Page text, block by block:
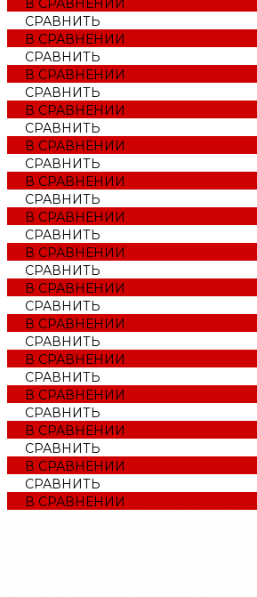
СРАВНИТЬ
В СРАВНЕНИИ
СРАВНИТЬ
В СРАВНЕНИИ
СРАВНИТЬ
В СРАВНЕНИИ
СРАВНИТЬ
В СРАВНЕНИИ
СРАВНИТЬ
В СРАВНЕНИИ
СРАВНИТЬ
В СРАВНЕНИИ
СРАВНИТЬ
В СРАВНЕНИИ
СРАВНИТЬ
В СРАВНЕНИИ
СРАВНИТЬ
В СРАВНЕНИИ
СРАВНИТЬ
В СРАВНЕНИИ
СРАВНИТЬ
В СРАВНЕНИИ
СРАВНИТЬ
В СРАВНЕНИИ
СРАВНИТЬ
В СРАВНЕНИИ
СРАВНИТЬ
В СРАВНЕНИИ